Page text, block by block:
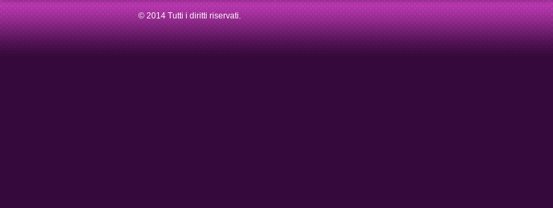
© 2014 Tutti i diritti riservati.